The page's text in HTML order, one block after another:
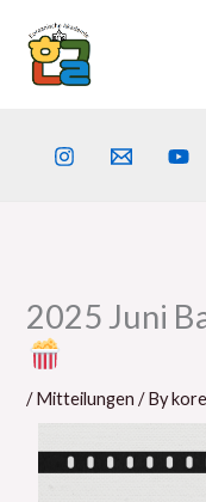
content
2025 Juni
/Mitteilungen / By